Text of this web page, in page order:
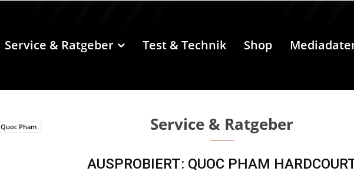
Service & Ratgeber Test & Technik Shop
Quoc Pham Service & Ratgeber
AUSPROBIERT: QUOC PHAM